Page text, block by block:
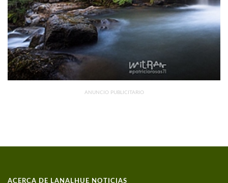
ANUNCIO PUBLICITARIO
ACERCA DE LANALHUE NOTICIAS